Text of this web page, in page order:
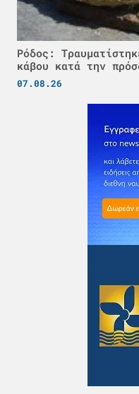
Ρόδος:
κάβου κατά την
07.08.26